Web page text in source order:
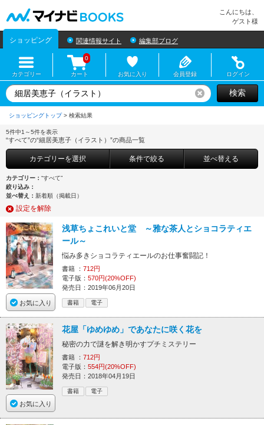
こんにちは、
ゲスト様
ショッピング 関連情報サイト 編集部ブログ
カテゴリー カート
0
お気に入り 会員登録 ログイン
リセット検索
ショッピングトップ>
5件中1～5件を表示
“すべて”の“細居美恵子（イラスト）”の商品一覧
カテゴリーを選択 条件で絞る 並べ替える
カテゴリー： “すべて”
絞り込み：
並べ替え： 新着順（掲載日）
設定を解除
お気に入り
浅草ちょこれいと堂 ～雅な茶人とショコラティエ
ール～
悩み多きショコラティエールのお仕事奮闘記！
書籍 ： 712円
電子版： 570円(20%OFF)
発売日：2019年06月20日
書籍 電子
お気に入り
花屋「ゆめゆめ」であなたに咲く花を
秘密の力で謎を解き明かすプチミステリー
書籍 ： 712円
電子版： 554円(20%OFF)
発売日：2018年04月19日
書籍 電子